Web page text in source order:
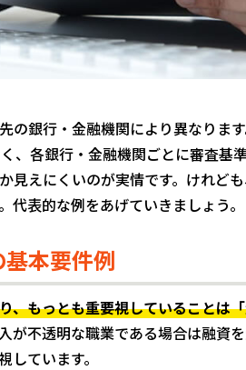
の銀行・金融機関により異なりま
、各銀行・金融機関ごとに審査基
見えにくいのが実情です。けれど
表的な例をあげていきましょう。
本要件例
、もっとも重要視していることは
が不透明な職業である場合は融資
ています。